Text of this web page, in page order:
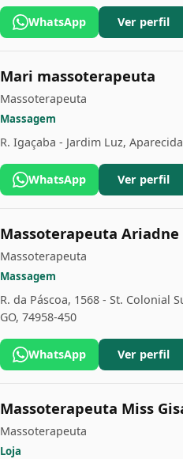
WhatsApp Ver perfil
Mari massoterapeuta
Massoterapeuta
Massagem
R. Igaçaba - Jardim Luz,
WhatsApp Ver perfil
Massoterapeuta
Massoterapeuta
Massagem
R. da Páscoa, 1568 - St. Colonial
GO, 74958-450
WhatsApp Ver perfil
Massoterapeuta Miss
Massoterapeuta
Loja